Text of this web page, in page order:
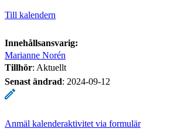
Till kalendern
Innehållsansvarig:
Marianne Norén
Tillhör: Aktuellt
Senast ändrad: 2024-09-12
Anmäl kalenderaktivitet via formulär